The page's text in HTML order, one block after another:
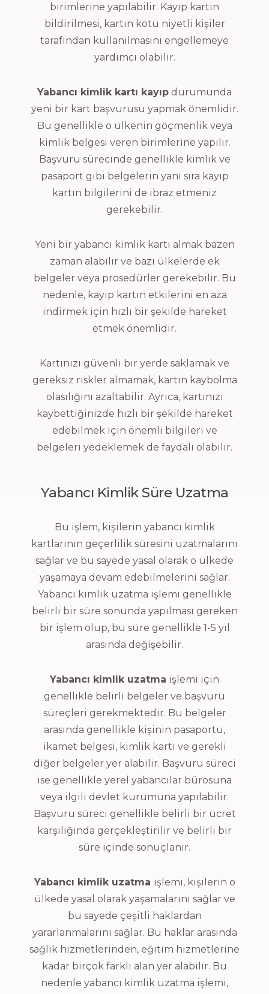
birimlerine yapılabilir. Kayıp kartın
bildirilmesi, kartın kötü niyetli kişiler
tarafından kullanılmasını engellemeye
yardımcı olabilir.
Yabancı kimlik kartı kayıp durumunda
yeni bir kart başvurusu yapmak önemlidir.
Bu genellikle o ülkenin göçmenlik veya
kimlik belgesi veren birimlerine yapılır.
Başvuru sürecinde genellikle kimlik ve
pasaport gibi belgelerin yanı sıra kayıp
kartın bilgilerini de ibraz etmeniz
gerekebilir.
Yeni bir yabancı kimlik kartı almak bazen
zaman alabilir ve bazı ülkelerde ek
belgeler veya prosedürler gerekebilir. Bu
nedenle, kayıp kartın etkilerini en aza
indirmek için hızlı bir şekilde hareket
etmek önemlidir.
Kartınızı güvenli bir yerde saklamak ve
gereksiz riskler almamak, kartın kaybolma
olasılığını azaltabilir. Ayrıca, kartınızı
kaybettiğinizde hızlı bir şekilde hareket
edebilmek için önemli bilgileri ve
belgeleri yedeklemek de faydalı olabilir.
Yabancı Kimlik Süre Uzatma
Bu işlem, kişilerin yabancı kimlik
kartlarının geçerlilik süresini uzatmalarını
sağlar ve bu sayede yasal olarak o ülkede
yaşamaya devam edebilmelerini sağlar.
Yabancı kimlik uzatma işlemi genellikle
belirli bir süre sonunda yapılması gereken
bir işlem olup, bu süre genellikle 1-5 yıl
arasında değişebilir.
Yabancı kimlik uzatma işlemi için
genellikle belirli belgeler ve başvuru
süreçleri gerekmektedir. Bu belgeler
arasında genellikle kişinin pasaportu,
ikamet belgesi, kimlik kartı ve gerekli
diğer belgeler yer alabilir. Başvuru süreci
ise genellikle yerel yabancılar bürosuna
veya ilgili devlet kurumuna yapılabilir.
Başvuru süreci genellikle belirli bir ücret
karşılığında gerçekleştirilir ve belirli bir
süre içinde sonuçlanır.
Yabancı kimlik uzatma işlemi, kişilerin o
ülkede yasal olarak yaşamalarını sağlar ve
bu sayede çeşitli haklardan
yararlanmalarını sağlar. Bu haklar arasında
sağlık hizmetlerinden, eğitim hizmetlerine
kadar birçok farklı alan yer alabilir. Bu
nedenle yabancı kimlik uzatma işlemi,